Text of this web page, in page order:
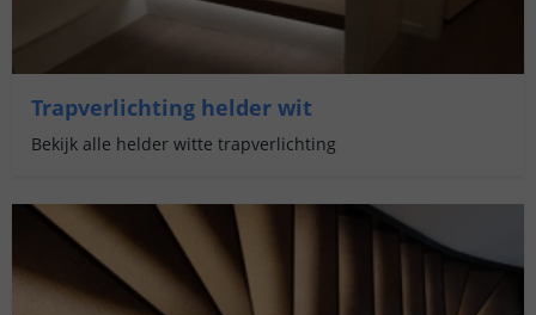
Trapverlichting helder wit
Bekijk alle helder witte trapverlichting